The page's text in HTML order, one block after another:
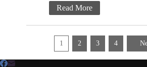
Read More
1 2 3 4